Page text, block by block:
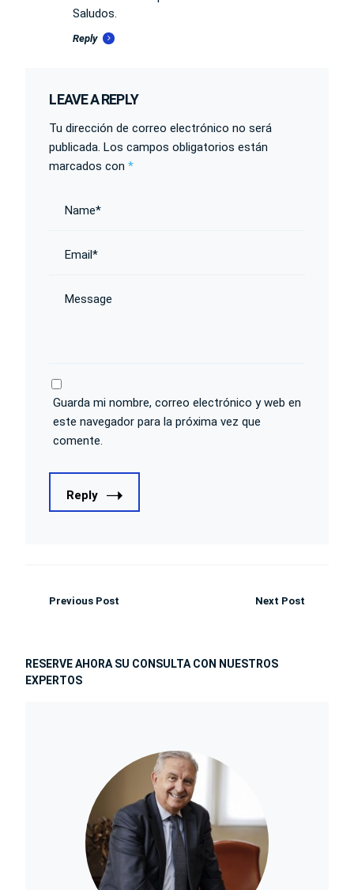
Saludos.
Reply
LEAVE A REPLY
Tu dirección de correo electrónico no será
publicada. Los campos obligatorios están
marcados con*
Name*
Email*
Message
Guarda mi nombre, correo electrónico y web en
este navegador para la próxima vez que
comente.
Reply
Previous Post Next Post
RESERVE AHORA SU CONSULTA CON NUESTROS
EXPERTOS